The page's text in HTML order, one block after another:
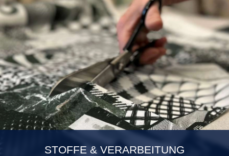
STOFFE & VERARBEITUNG